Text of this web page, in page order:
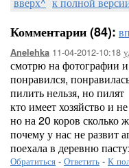
Комментарии (84):
Anelehka 11-04-2012-10:18
смотрю на фотографии
понравился,
пилить нельзя, но пилят
кто имеет хозяйство и
но на 20 коров сколько
почему у нас не развит
поехала в деревню
Обратиться - Ответить - К